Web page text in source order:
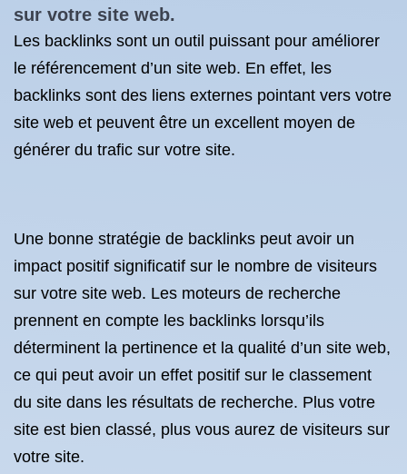
sur votre site web.
Les backlinks sont un outil puissant pour améliorer
le référencement d’un site web. En effet, les
backlinks sont des liens externes pointant vers votre
site web et peuvent être un excellent moyen de
générer du trafic sur votre site.
Une bonne stratégie de backlinks peut avoir un
impact positif significatif sur le nombre de visiteurs
sur votre site web. Les moteurs de recherche
prennent en compte les backlinks lorsqu’ils
déterminent la pertinence et la qualité d’un site web,
ce qui peut avoir un effet positif sur le classement
du site dans les résultats de recherche. Plus votre
site est bien classé, plus vous aurez de visiteurs sur
votre site.